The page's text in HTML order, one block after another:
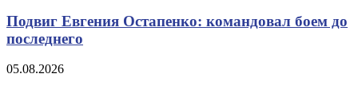
Подвиг Евгения Остапенко: командовал боем до
последнего
05.08.2026